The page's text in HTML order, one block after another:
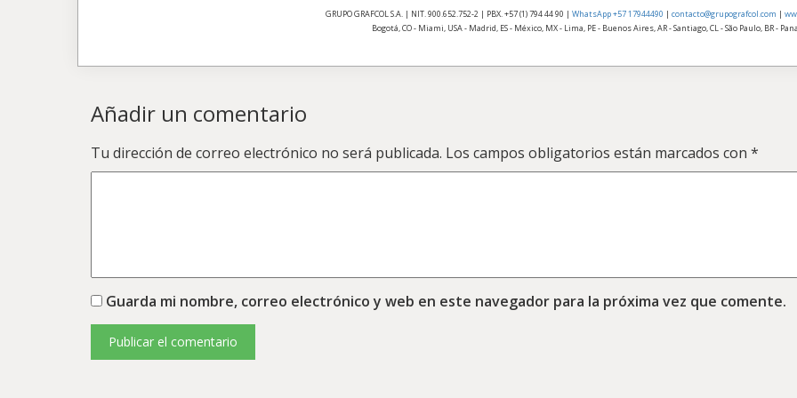
GRUPO GRAFCOL S.A. | NIT. 900.652.752-2 | PBX. +57 (1) 794 44 90 | WhatsApp +57 17944490 | contacto@grupografcol.com |
Bogotá, CO - Miami, USA - Madrid, ES - México, MX - Lima, PE - Buenos Aires, AR - Santiago, CL - São Paulo, BR -
Añadir un comentario
Tu dirección de correo electrónico no será publicada. Los campos obligatorios están marcados con *
Guarda mi nombre, correo electrónico y web en este navegador para la próxima vez que comente.